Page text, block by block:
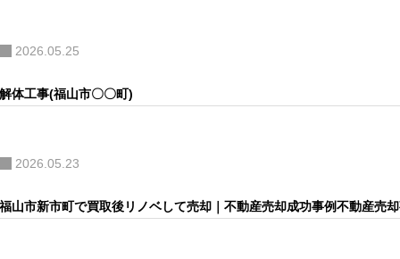
2026.05.25
解体工事(福山市〇〇町)
2026.05.23
福山市新市町で買取後リノベして売却｜不動産売却成功事例不動産売